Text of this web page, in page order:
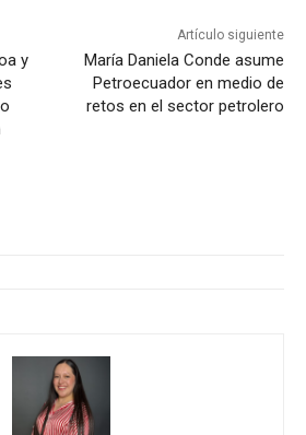
y
Artículo siguiente
María Daniela Conde asume
Petroecuador en medio de
retos en el sector petrolero